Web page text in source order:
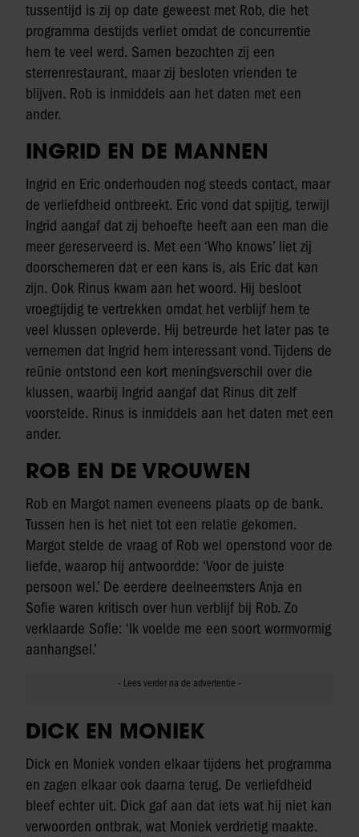
tussentijd is zij op date geweest met Rob, die het
programma destijds verliet omdat de concurrentie
hem te veel werd. Samen bezochten zij een
sterrenrestaurant, maar zij besloten vrienden te
blijven. Rob is inmiddels aan het daten met een
ander.
INGRID EN DE MANNEN
Ingrid en Eric onderhouden nog steeds contact, maar
de verliefdheid ontbreekt. Eric vond dat spijtig, terwijl
Ingrid aangaf dat zij behoefte heeft aan een man die
meer gereserveerd is. Met een ‘Who knows’ liet zij
doorschemeren dat er een kans is, als Eric dat kan
zijn. Ook Rinus kwam aan het woord. Hij besloot
vroegtijdig te vertrekken omdat het verblijf hem te
veel klussen opleverde. Hij betreurde het later pas te
vernemen dat Ingrid hem interessant vond. Tijdens de
reünie ontstond een kort meningsverschil over die
klussen, waarbij Ingrid aangaf dat Rinus dit zelf
voorstelde. Rinus is inmiddels aan het daten met een
ander.
ROB EN DE VROUWEN
Rob en Margot namen eveneens plaats op de bank.
Tussen hen is het niet tot een relatie gekomen.
Margot stelde de vraag of Rob wel openstond voor de
liefde, waarop hij antwoordde: ‘Voor de juiste
persoon wel.’ De eerdere deelneemsters Anja en
Sofie waren kritisch over hun verblijf bij Rob. Zo
verklaarde Sofie: ‘Ik voelde me een soort wormvormig
aanhangsel.’
DICK EN MONIEK
Dick en Moniek vonden elkaar tijdens het programma
en zagen elkaar ook daarna terug. De verliefdheid
bleef echter uit. Dick gaf aan dat iets wat hij niet kan
verwoorden ontbrak, wat Moniek verdrietig maakte.